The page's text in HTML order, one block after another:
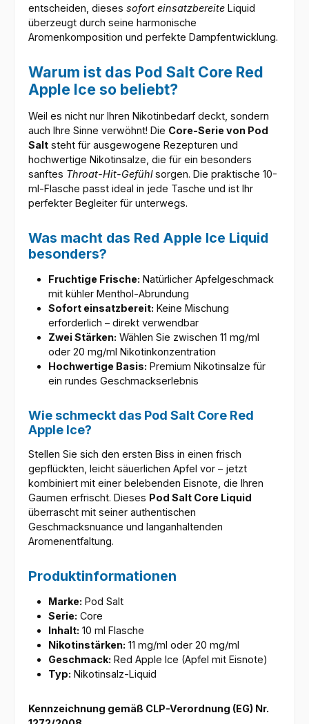
entscheiden, dieses sofort einsatzbereite Liquid
überzeugt durch seine harmonische
Aromenkomposition und perfekte Dampfentwicklung.
Warum ist das Pod Salt Core Red
Apple Ice so beliebt?
Weil es nicht nur Ihren Nikotinbedarf deckt, sondern
auch Ihre Sinne verwöhnt! Die Core-Serie von Pod
Salt steht für ausgewogene Rezepturen und
hochwertige Nikotinsalze, die für ein besonders
sanftes Throat-Hit-Gefühlsorgen. Die praktische 10-
ml-Flasche passt ideal in jede Tasche und ist Ihr
perfekter Begleiter für unterwegs.
Was macht das Red Apple Ice Liquid
besonders?
Fruchtige Frische: Natürlicher Apfelgeschmack
mit kühler Menthol-Abrundung
Sofort einsatzbereit: Keine Mischung
erforderlich – direkt verwendbar
Zwei Stärken: Wählen Sie zwischen 11 mg/ml
oder 20 mg/ml Nikotinkonzentration
Hochwertige Basis: Premium Nikotinsalze für
ein rundes Geschmackserlebnis
Wie schmeckt das Pod Salt Core Red
Apple Ice?
Stellen Sie sich den ersten Biss in einen frisch
gepflückten, leicht säuerlichen Apfel vor – jetzt
kombiniert mit einer belebenden Eisnote, die Ihren
Gaumen erfrischt. Dieses Pod Salt Core Liquid
überrascht mit seiner authentischen
Geschmacksnuance und langanhaltenden
Aromenentfaltung.
Produktinformationen
Marke: Pod Salt
Serie: Core
Inhalt: 10 ml Flasche
Nikotinstärken: 11 mg/ml oder 20 mg/ml
Geschmack: Red Apple Ice (Apfel mit Eisnote)
Typ: Nikotinsalz-Liquid
Kennzeichnung gemäß CLP-Verordnung (EG) Nr.